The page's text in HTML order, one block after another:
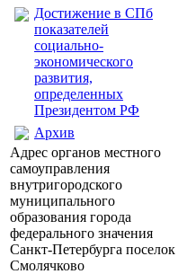
Достижение в СПб
показателей
социально-
экономического
развития,
определенных
Президентом РФ
Архив
Адрес органов местного
самоуправления
внутригородского
муниципального
образования города
федерального значения
Санкт-Петербурга поселок
Смолячково